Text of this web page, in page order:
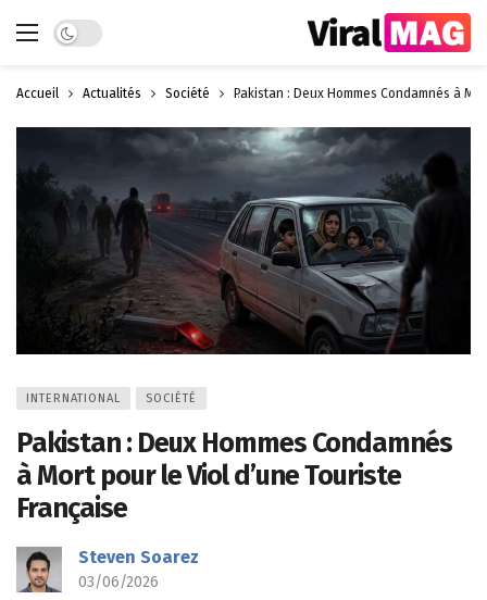
Dark mode
Accueil Actualités Société Pakistan : Deux Hommes Condamnés à
INTERNATIONAL SOCIÉTÉ
Pakistan : Deux Hommes Condamnés
à Mort pour le Viol d’une Touriste
Française
Steven Soarez
03/06/2026